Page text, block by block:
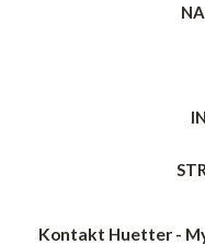
Kontakt Huetter -